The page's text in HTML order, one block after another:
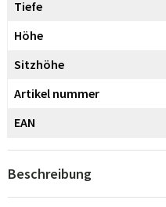
Tiefe
Höhe
Sitzhöhe
Artikel nummer
EAN
Beschreibung